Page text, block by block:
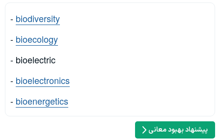
- biodiversity
- bioecology
- bioelectric
- bioelectronics
- bioenergetics
پیشنهاد بهبود معانی